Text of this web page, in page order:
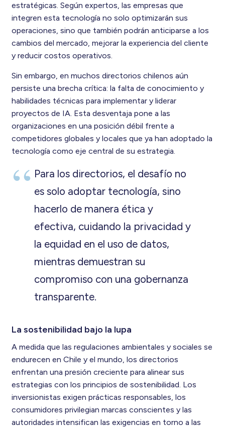
estratégicas. Según expertos, las empresas que
integren esta tecnología no solo optimizarán sus
operaciones, sino que también podrán anticiparse a los
cambios del mercado, mejorar la experiencia del cliente
y reducir costos operativos.
Sin embargo, en muchos directorios chilenos aún
persiste una brecha crítica: la falta de conocimiento y
habilidades técnicas para implementar y liderar
proyectos de IA. Esta desventaja pone a las
organizaciones en una posición débil frente a
competidores globales y locales que ya han adoptado la
tecnología como eje central de su estrategia.
Para los directorios, el desafío no
es solo adoptar tecnología, sino
hacerlo de manera ética y
efectiva, cuidando la privacidad y
la equidad en el uso de datos,
mientras demuestran su
compromiso con una gobernanza
transparente.
La sostenibilidad bajo la lupa
A medida que las regulaciones ambientales y sociales se
endurecen en Chile y el mundo, los directorios
enfrentan una presión creciente para alinear sus
estrategias con los principios de sostenibilidad. Los
inversionistas exigen prácticas responsables, los
consumidores privilegian marcas conscientes y las
autoridades intensifican las exigencias en torno a las